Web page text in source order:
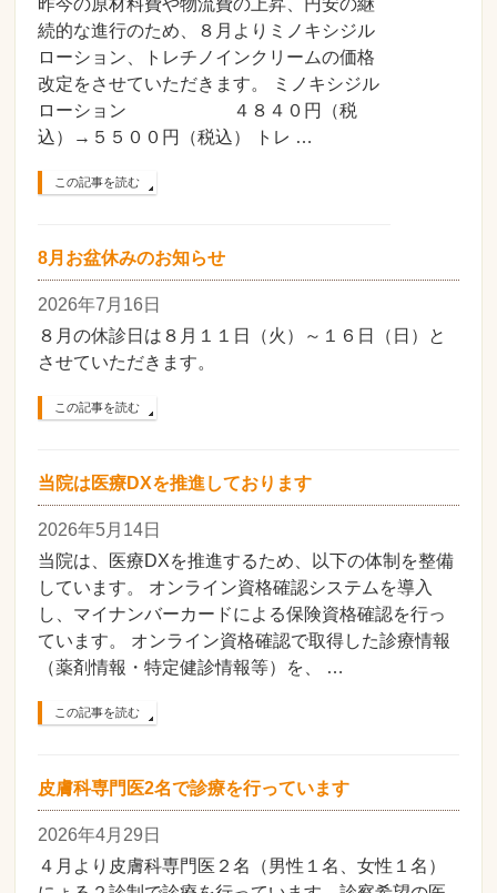
続的な進行のため、８月よりミノキシジル
ローション、トレチノインクリームの価格
改定をさせていただきます。 ミノキシジル
ローション ４８４０円（税
込）→５５００円（税込） トレ …
この記事を読む
8月お盆休みのお知らせ
2026年7月16日
８月の休診日は８月１１日（火）～１６日（日）と
させていただきます。
この記事を読む
当院は医療DXを推進しております
2026年5月14日
当院は、医療DXを推進するため、以下の体制を整備
しています。 オンライン資格確認システムを導入
し、マイナンバーカードによる保険資格確認を行っ
ています。 オンライン資格確認で取得した診療情報
（薬剤情報・特定健診情報等）を、 …
この記事を読む
皮膚科専門医2名で診療を行っています
2026年4月29日
４月より皮膚科専門医２名（男性１名、女性１名）